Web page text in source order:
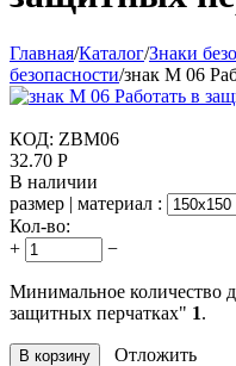
Главная/Каталог/Знаки
безопасности/знак М 06
КОД: ZBM06
32.70 Р
В наличии
размер | материал :
Кол-во:
+
−
Минимальное количество
защитных перчатках" 1.
В корзину Отложить